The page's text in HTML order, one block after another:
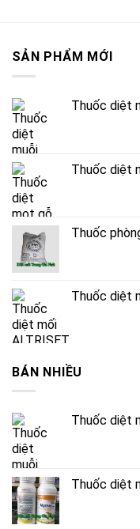
SẢN PHẨM MỚI
Thuốc diệt
Thuốc diệt
Thuốc
Thuốc diệt
BÁN NHIỀU
Thuốc diệt
Thuốc diệt